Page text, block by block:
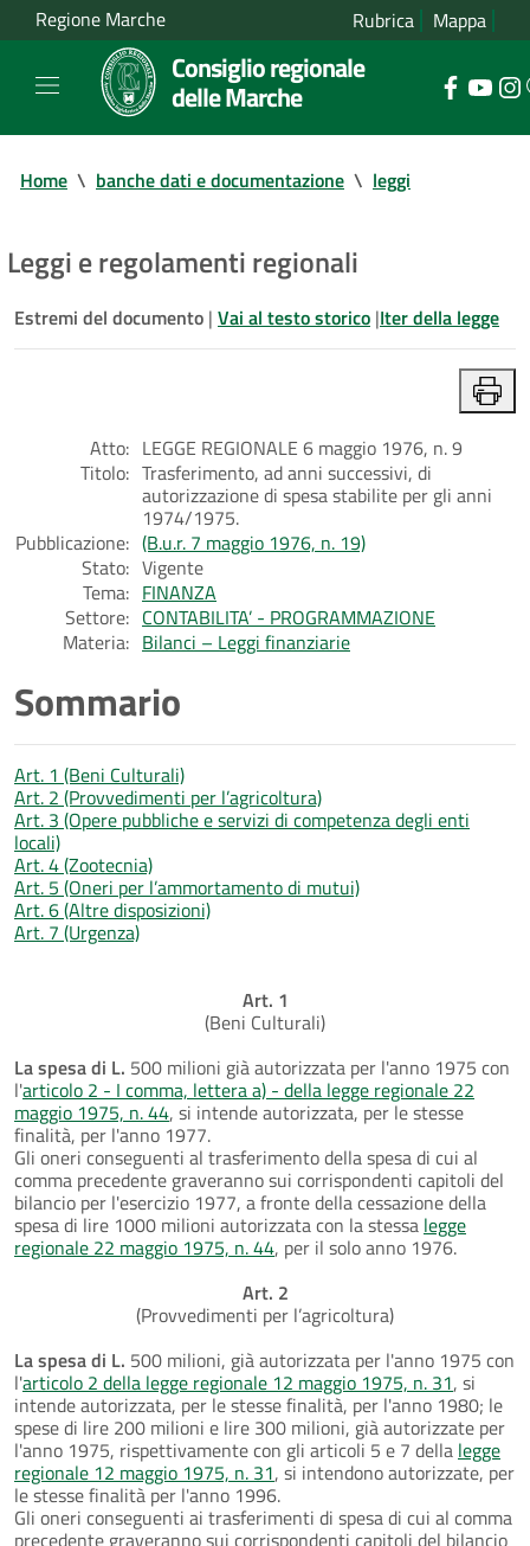
Regione Marche Rubrica Mappa
Consiglio regionale
delle Marche
Home \ banche dati e documentazione \ leggi
Leggi e regolamenti regionali
Estremi del documento | Vai al testo storico |Iter della legge
Atto: LEGGE REGIONALE 6 maggio 1976, n. 9
Titolo: Trasferimento, ad anni successivi, di
autorizzazione di spesa stabilite per gli anni
1974/1975.
Pubblicazione: (B.u.r. 7 maggio 1976, n. 19)
Stato: Vigente
Tema: FINANZA
Settore: CONTABILITA’ - PROGRAMMAZIONE
Materia: Bilanci – Leggi finanziarie
Sommario
Art. 1 (Beni Culturali)
Art. 2 (Provvedimenti per l’agricoltura)
Art. 3 (Opere pubbliche e servizi di competenza degli enti
locali)
Art. 4 (Zootecnia)
Art. 5 (Oneri per l’ammortamento di mutui)
Art. 6 (Altre disposizioni)
Art. 7 (Urgenza)
Art. 1
(Beni Culturali)
La spesa di L. 500 milioni già autorizzata per l'anno 1975 con
l'articolo 2 - I comma, lettera a) - della legge regionale 22
maggio 1975, n. 44, si intende autorizzata, per le stesse
finalità, per l'anno 1977.
Gli oneri conseguenti al trasferimento della spesa di cui al
comma precedente graveranno sui corrispondenti capitoli del
bilancio per l'esercizio 1977, a fronte della cessazione della
spesa di lire 1000 milioni autorizzata con la stessa legge
regionale 22 maggio 1975, n. 44, per il solo anno 1976.
Art. 2
(Provvedimenti per l’agricoltura)
La spesa di L. 500 milioni, già autorizzata per l'anno 1975 con
l'articolo 2 della legge regionale 12 maggio 1975, n. 31, si
intende autorizzata, per le stesse finalità, per l'anno 1980; le
spese di lire 200 milioni e lire 300 milioni, già autorizzate per
l'anno 1975, rispettivamente con gli articoli 5 e 7 della legge
regionale 12 maggio 1975, n. 31, si intendono autorizzate, per
le stesse finalità per l'anno 1996.
Gli oneri conseguenti ai trasferimenti di spesa di cui al comma
precedente graveranno sui corrispondenti capitoli del bilancio